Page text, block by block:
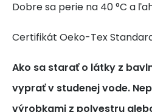
Dobre sa perie na 40 °C a
Certifikát Oeko-Tex
Ako sa starať o látky z
vyprať v studenej vode.
výrobkami z polyestru